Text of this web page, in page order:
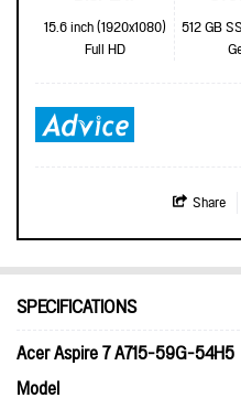
15.6 inch (1920x1080)
Full HD
512 GB
Share
SPECIFICATIONS
Acer Aspire 7 A715-59G-54H5
Model